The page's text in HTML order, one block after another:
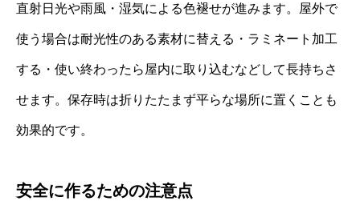
直射日光や雨風・湿気による色褪せが進みます。屋外で
使う場合は耐光性のある素材に替える・ラミネート加工
する・使い終わったら屋内に取り込むなどして長持ちさ
せます。保存時は折りたたまず平らな場所に置くことも
効果的です。
安全に作るための注意点